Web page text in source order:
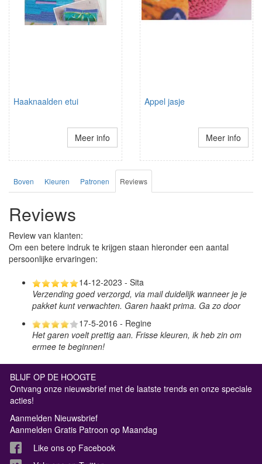
Haaknaalden etui
Meer info
Appel jasje
Meer info
Boven Kleuren Patronen Reviews
Reviews
Review van klanten:
Om een betere indruk te krijgen staan hieronder een aantal
persoonlijke ervaringen:
14-12-2023 - Sita
Verzending goed verzorgd, via mail duidelijk wanneer je je
pakket kunt verwachten. Garen haakt prima. Ga zo door
17-5-2016 - Regine
Het garen voelt prettig aan. Frisse kleuren, ik heb zin om
ermee te beginnen!
BLIJF OP DE HOOGTE
Ontvang onze nieuwsbrief met de laatste trends en onze speciale
acties!
Aanmelden Nieuwsbrief
Aanmelden Gratis Patroon op Maandag
Like ons op Facebook